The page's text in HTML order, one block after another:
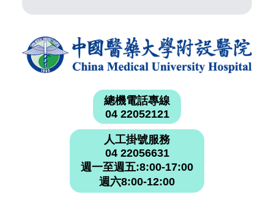
總機電話專線
04 22052121
人工掛號服務
04 22056631
週一至週五:8:00-17:00
週六8:00-12:00